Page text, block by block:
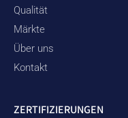
Qualität
Märkte
Über uns
Kontakt
ZERTIFIZIERUNGEN